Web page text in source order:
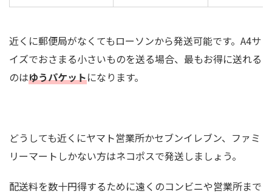
近くに郵便局がなくてもローソンから発送可能です。A4サ
イズでおさまる小さいものを送る場合、最もお得に送れる
のはゆうパケットになります。
どうしても近くにヤマト営業所かセブンイレブン、ファミ
リーマートしかない方はネコポスで発送しましょう。
配送料を数十円得するために遠くのコンビニや営業所まで